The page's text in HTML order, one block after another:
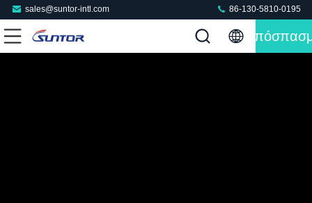
sales@suntor-intl.com 86-130-5810-0195